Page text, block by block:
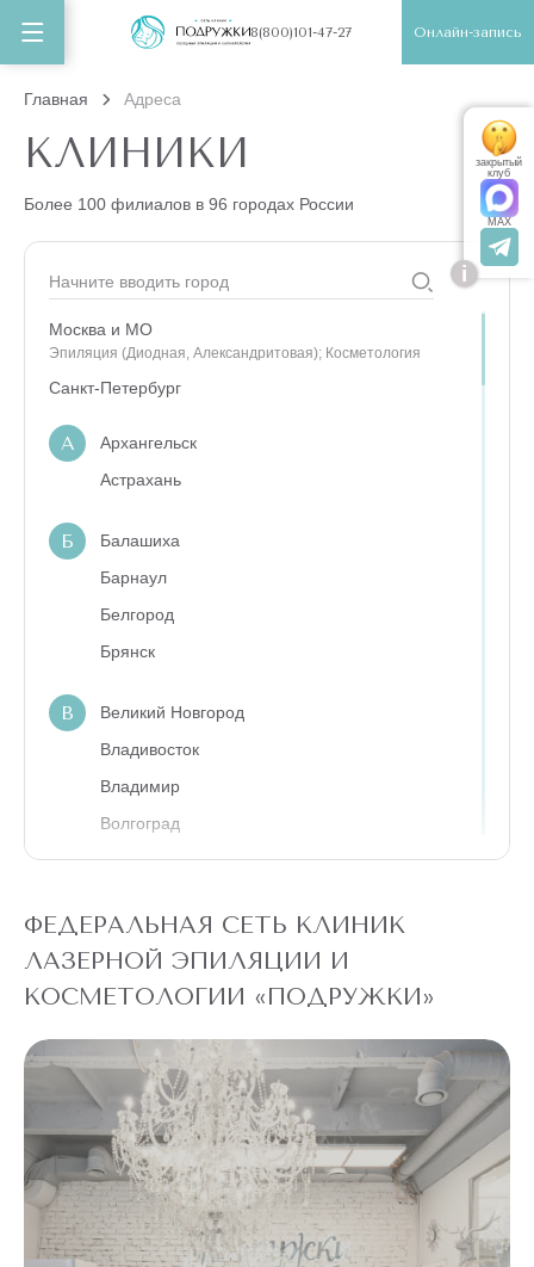
8(800)101-47-27 Онлайн-запись
Главная Адреса
КЛИНИКИ
Более 100 филиалов в 96 городах России
Москва и МО
Эпиляция (Диодная, Александритовая); Косметология
Санкт-Петербург
А
Архангельск
Астрахань
Б
Балашиха
Барнаул
Белгород
Брянск
В
Великий Новгород
Владивосток
Владимир
Волгоград
Вологда
Г Геленджик
И
Иваново
Ижевск
Иркутск
К
Казань
Калининград
ФЕДЕРАЛЬНАЯ СЕТЬ КЛИНИК
ЛАЗЕРНОЙ ЭПИЛЯЦИИ И
КОСМЕТОЛОГИИ «ПОДРУЖКИ»
i
закрытый
клуб
MAX